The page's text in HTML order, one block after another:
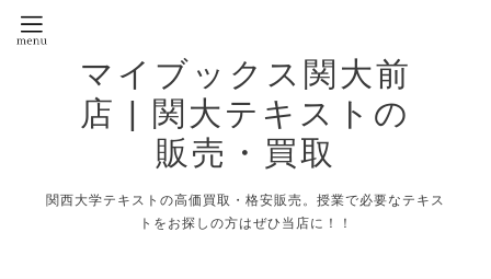
マイブックス関大前
店 | 関大テキストの
販売・買取
関西大学テキストの高価買取・格安販売。授業で必要なテキス
トをお探しの方はぜひ当店に！！